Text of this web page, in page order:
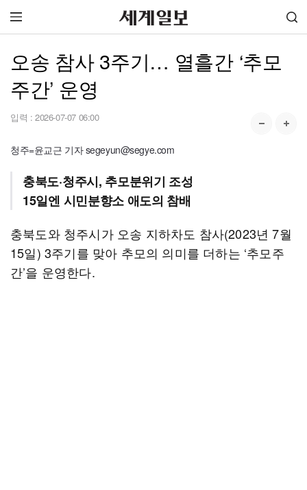
오송 참사 3주기… 열흘간 ‘추모
주간’ 운영
입력 : 2026-07-07 06:00
청주=윤교근 기자 segeyun@segye.com
충북도·청주시, 추모분위기 조성
15일엔 시민분향소 애도의 참배
충북도와 청주시가 오송 지하차도 참사(2023년 7월
15일) 3주기를 맞아 추모의 의미를 더하는 ‘추모주
간’을 운영한다.